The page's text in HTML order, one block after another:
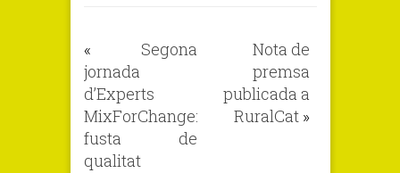
« Segona
jornada
d’Experts
MixForChange:
fusta de
qualitat
Nota de
premsa
publicada a
RuralCat »